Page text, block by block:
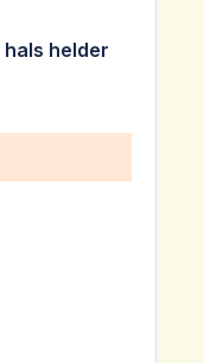
van 5 sterren
helder